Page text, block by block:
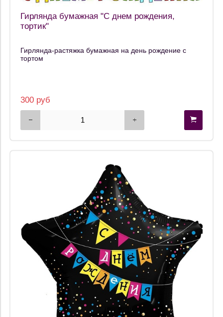
Гирлянда бумажная "С днем рождения,
тортик"
Гирлянда-растяжка бумажная на день рождение с
тортом
300 руб